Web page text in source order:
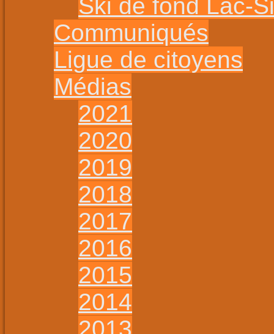
Ski de fond Lac-
Communiqués
Ligue de citoyens
Médias
2021
2020
2019
2018
2017
2016
2015
2014